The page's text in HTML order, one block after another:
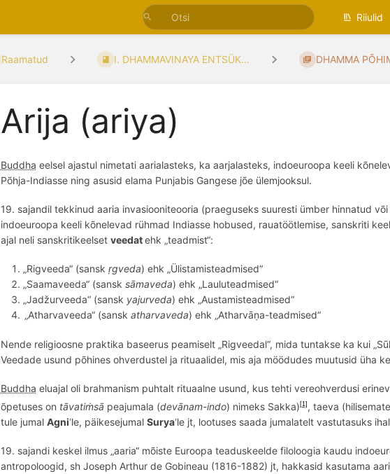
Riiulid
Raamatud I. DHAMMAVINAYA ENTSÜK... DHAMMA
Arija (ariya)
Buddha eelsel ajastul nimetati aarialasteks, ka aarjalasteks, indoeuroopa keeli kõ
Põhja-Indiassening asusid elama Punjabis Gangese jõe ülemjooksul.
19. sajandil tekkinud aaria invasiooniteooria (praeguseks suuresti ümber hinnatud
indoeuroopa keeli kõnelevad rühmad Indiasse hobused, rauatöötlemise, sanskriti
ajal neli sanskritikeelset veedatehk „teadmist“:
„Rigveeda“ (sansk ṛgveda) ehk „Ülistamisteadmised“
„Saamaveeda“ (sansk sāmaveda) ehk „Lauluteadmised“
„Jadžurveeda“ (sansk yajurveda) ehk „Austamisteadmised“
„Atharvaveeda“ (sansk atharvaveda) ehk „Atharvāṇa-teadmised“
Nende religioosne praktika baseerus peamiselt „Rigveedal“, mida tuntakse ka kui
Veedade usund põhines ohverdustel ja rituaalidel, mis aja möödudes muutusid üha
Buddha eluajal oli brahmanism puhtalt rituaalne usund, kus tehti vereohverdusi
õpetuses on tāvatiṁsāpeajumala (devānam-indo) nimeks Sakka) [1] , taeva
tule jumal Agni’le, päikesejumal Surya’le jt, lootuses saada jumalatelt vastutasuks
19. sajandi keskel ilmus „aaria“ mõiste Euroopa teaduskeelde filoloogia kaudu
antropoloogid, sh Joseph Arthur de Gobineau (1816-1882) jt, hakkasid kasutama a